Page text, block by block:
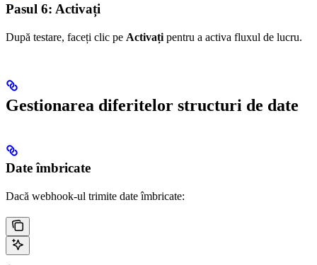
Pasul 6: Activați
După testare, faceți clic pe Activați pentru a activa fluxul de lucru.
Gestionarea diferitelor structuri de date
Date îmbricate
Dacă webhook-ul trimite date îmbricate: